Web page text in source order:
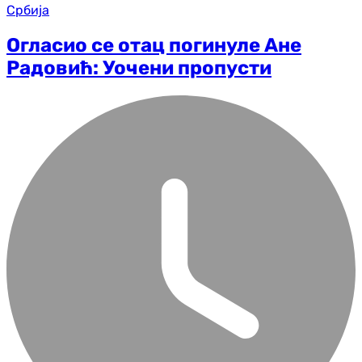
Србија
Огласио се отац погинуле Ане
Радовић: Уочени пропусти